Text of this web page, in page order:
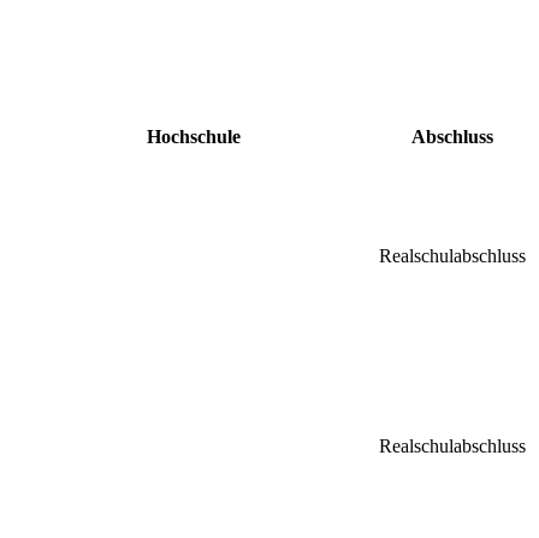
Hochschule Abschluss
Realschulabschluss
Realschulabschluss